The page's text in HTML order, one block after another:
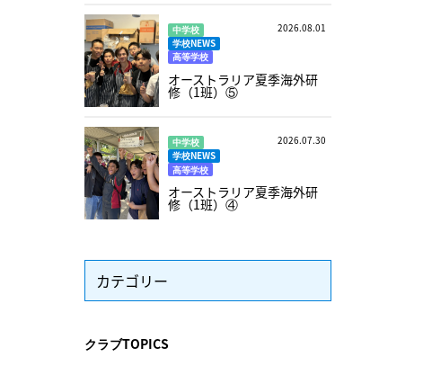
中学校
学校NEWS
高等学校
2026.08.01
オーストラリア夏季海外研
修（1班）⑤
中学校
学校NEWS
高等学校
2026.07.30
オーストラリア夏季海外研
修（1班）④
カテゴリー
クラブTOPICS